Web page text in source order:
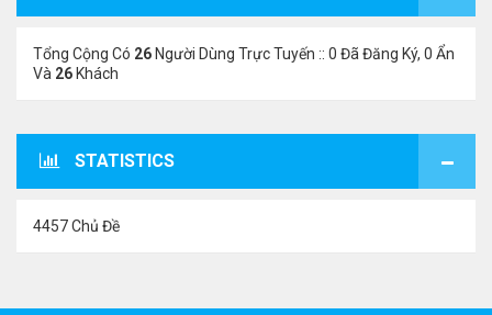
Tổng Cộng Có 26 Người Dùng Trực Tuyến :: 0 Đã Đăng Ký, 0 Ẩn
Và 26 Khách
STATISTICS
4457 Chủ Đề